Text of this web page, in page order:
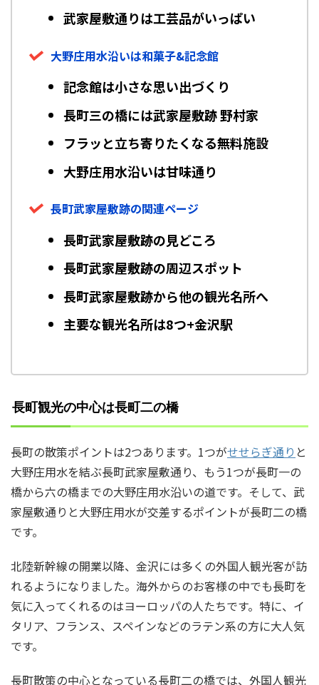
武家屋敷通りは工芸品がいっぱい
大野庄用水沿いは和菓子&記念館
記念館は小さな思い出づくり
長町三の橋には武家屋敷跡 野村家
フラッと立ち寄りたくなる無料施設
大野庄用水沿いは甘味通り
長町武家屋敷跡の関連ページ
長町武家屋敷跡の見どころ
長町武家屋敷跡の周辺スポット
長町武家屋敷跡から他の観光名所へ
主要な観光名所は8つ+金沢駅
長町観光の中心は長町二の橋
長町の散策ポイントは2つあります。1つがせせらぎ通り と
大野庄用水を結ぶ長町武家屋敷通り、もう1つが長町一の
橋から六の橋までの大野庄用水沿いの道です。そして、武
家屋敷通りと大野庄用水が交差するポイントが長町二の橋
です。
北陸新幹線の開業以降、金沢には多くの外国人観光客が訪
れるようになりました。海外からのお客様の中でも長町を
気に入ってくれるのはヨーロッパの人たちです。特に、イ
タリア、フランス、スペインなどのラテン系の方に大人気
です。
長町散策の中心となっている長町二の橋では、外国人観光